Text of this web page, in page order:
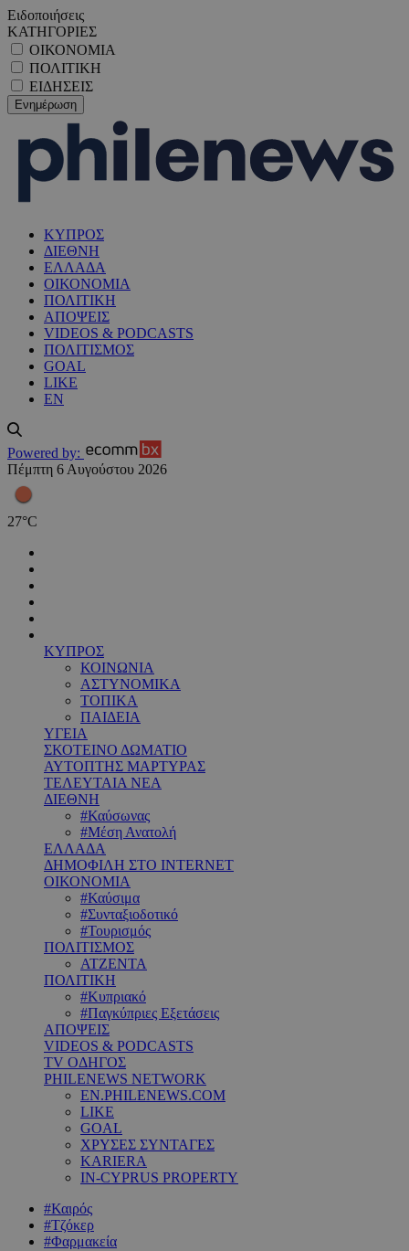
Ειδοποιήσεις
ΚΑΤΗΓΟΡΙΕΣ
ΟΙΚΟΝΟΜΙΑ
ΠΟΛΙΤΙΚΗ
ΕΙΔΗΣΕΙΣ
ΚΥΠΡΟΣ
ΔΙΕΘΝΗ
ΕΛΛΑΔΑ
ΟΙΚΟΝΟΜΙΑ
ΠΟΛΙΤΙΚΗ
ΑΠΟΨΕΙΣ
VIDEOS & PODCASTS
ΠΟΛΙΤΙΣΜΟΣ
GOAL
LIKE
EN
Powered by:
Πέμπτη 6 Αυγούστου 2026
27°C
ΚΥΠΡΟΣ
ΚΟΙΝΩΝΙΑ
ΑΣΤΥΝΟΜΙΚΑ
ΤΟΠΙΚΑ
ΠΑΙΔΕΙΑ
ΥΓΕΙΑ
ΣΚΟΤΕΙΝΟ ΔΩΜΑΤΙΟ
ΑΥΤΟΠΤΗΣ ΜΑΡΤΥΡΑΣ
ΤΕΛΕΥΤΑΙΑ ΝΕΑ
ΔΙΕΘΝΗ
#Καύσωνας
#Μέση Ανατολή
ΕΛΛΑΔΑ
ΔΗΜΟΦΙΛΗ ΣΤΟ INTERNET
ΟΙΚΟΝΟΜΙΑ
#Καύσιμα
#Συνταξιοδοτικό
#Τουρισμός
ΠΟΛΙΤΙΣΜΟΣ
ΑΤΖΕΝΤΑ
ΠΟΛΙΤΙΚΗ
#Κυπριακό
#Παγκύπριες Εξετάσεις
ΑΠΟΨΕΙΣ
VIDEOS & PODCASTS
TV ΟΔΗΓΟΣ
PHILENEWS NETWORK
EN.PHILENEWS.COM
LIKE
GOAL
ΧΡΥΣΕΣ ΣΥΝΤΑΓΕΣ
KARIERA
IN-CYPRUS PROPERTY
#Καιρός
#Τζόκερ
#Φαρμακεία